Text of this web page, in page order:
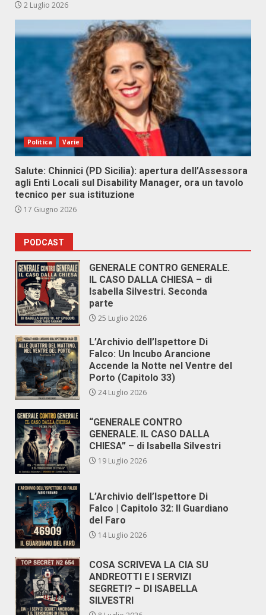
2 Luglio 2026
Politica Varie
Salute: Chinnici (PD Sicilia): apertura dell’Assessora
agli Enti Locali sul Disability Manager, ora un tavolo
tecnico per sua istituzione
17 Giugno 2026
PODCAST
GENERALE CONTRO GENERALE.
IL CASO DALLA CHIESA – di
Isabella Silvestri. Seconda
parte
25 Luglio 2026
L’Archivio dell’Ispettore Di
Falco: Un Incubo Arancione
Accende la Notte nel Ventre del
Porto (Capitolo 33)
24 Luglio 2026
“GENERALE CONTRO
GENERALE. IL CASO DALLA
CHIESA” – di Isabella Silvestri
19 Luglio 2026
L’Archivio dell’Ispettore Di
Falco | Capitolo 32: Il Guardiano
del Faro
14 Luglio 2026
COSA SCRIVEVA LA CIA SU
ANDREOTTI E I SERVIZI
SEGRETI? – DI ISABELLA
SILVESTRI